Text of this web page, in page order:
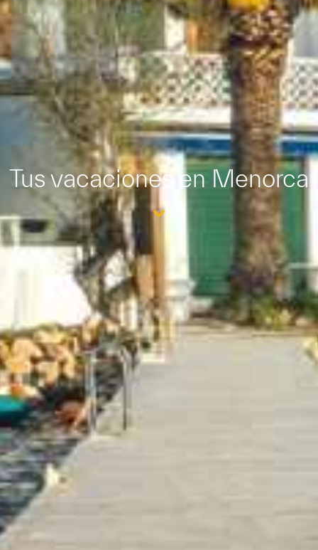
Tus vacaciones en Menorca